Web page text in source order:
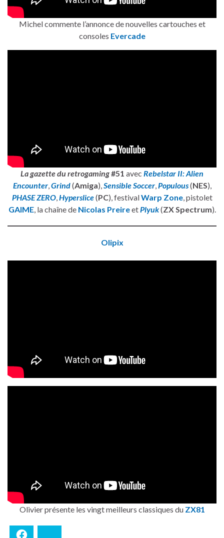
Michel commente l’annonce de nouvelles cartouches et
consoles Evercade
La gazette du retrogaming#51 avec Rebelstar II: Alien
Encounter,Grind(Amiga),Sensible Soccer,Populous(NES),
PHASE ZERO,Hyperslice(PC), festivalWarp Zone, pistolet
GAIME, la chaîne de Nicolas PreireetPlyuk(ZX Spectrum).
Olipix
Olivier présente les vingt meilleurs classiques du ZX81